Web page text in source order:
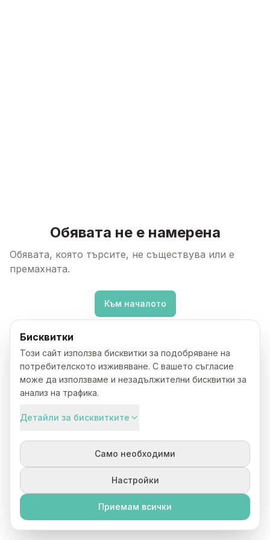
Обявата не е намерена
Обявата, която търсите, не съществува или е
премахната.
Към началото
Бисквитки
Този сайт използва бисквитки за подобряване на
потребителското изживяване. С вашето съгласие
може да използваме и незадължителни бисквитки за
анализ на трафика.
Детайли за бисквитките
Само необходими
Настройки
Приемам всички